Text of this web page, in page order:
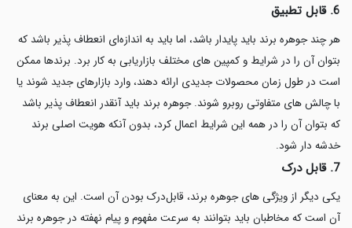
6. قابل تطبیق
هر چند جوهره برند باید پایدار باشد، اما باید به اندازه‌ای انعطاف پذیر باشد که
بتوان آن را در شرایط و کمپین های مختلف بازاریابی به کار برد. برندها ممکن
است در طول زمان محصولات جدیدی ارائه دهند، وارد بازارهای جدید شوند یا
با چالش های متفاوتی روبرو شوند. جوهره برند باید آنقدر انعطاف پذیر باشد
که بتوان آن را در همه این شرایط اعمال کرد، بدون آنکه هویت اصلی برند
خدشه دار شود.
7. قابل درک
یکی دیگر از ویژگی های جوهره برند، قابل‌درک بودن آن است. این به معنای
آن است که مخاطبان باید بتوانند به سرعت مفهوم و پیام نهفته در جوهره برند